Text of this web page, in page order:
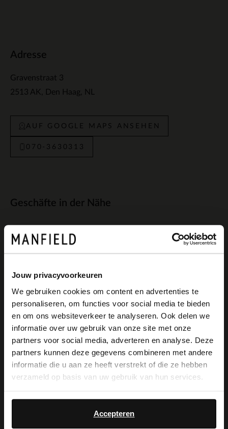
Jouw privacyvoorkeuren
We gebruiken cookies om content en advertenties te
personaliseren, om functies voor social media te bieden
en om ons websiteverkeer te analyseren. Ook delen we
informatie over uw gebruik van onze site met onze
partners voor social media, adverteren en analyse. Deze
partners kunnen deze gegevens combineren met andere
informatie die u aan ze heeft verstrekt of die ze hebben
verzameld op basis van uw gebruik van hun services.
Accepteren
Adresse
Gravenstraat 3
2513 AK
Den Haag NL
AUF GOOGLE MAPS ANSEHEN
070-3630313
Geschäfte in der Nähe
Manfield Den Haag
2511 BD Den Haag NL
Geschlossen- Offen von 10:00
Manfield Den Haag
Spuistraat 41
×
View this website in English?
It looks like your language isn't Dutch. Would
you like to switch to English?
English